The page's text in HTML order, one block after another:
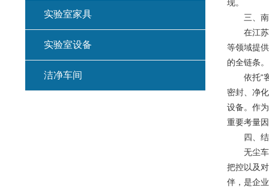
现。
三、南
在江苏及
等领域提
的全链条。
依托“客
密封、净
设备。作
重要考量
四、结
无尘车间
把控以及
伴，是企
实验室家具
实验室设备
洁净车间